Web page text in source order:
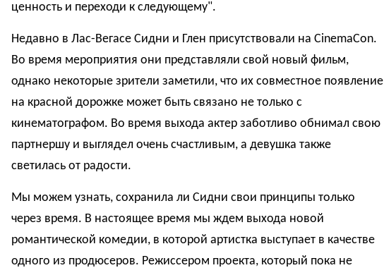
ценность и переходи к следующему".
Недавно в Лас-Вегасе Сидни и Глен присутствовали на CinemaCon.
Во время мероприятия они представляли свой новый фильм,
однако некоторые зрители заметили, что их совместное появление
на красной дорожке может быть связано не только с
кинематографом. Во время выхода актер заботливо обнимал свою
партнершу и выглядел очень счастливым, а девушка также
светилась от радости.
Мы можем узнать, сохранила ли Сидни свои принципы только
через время. В настоящее время мы ждем выхода новой
романтической комедии, в которой артистка выступает в качестве
одного из продюсеров. Режиссером проекта, который пока не